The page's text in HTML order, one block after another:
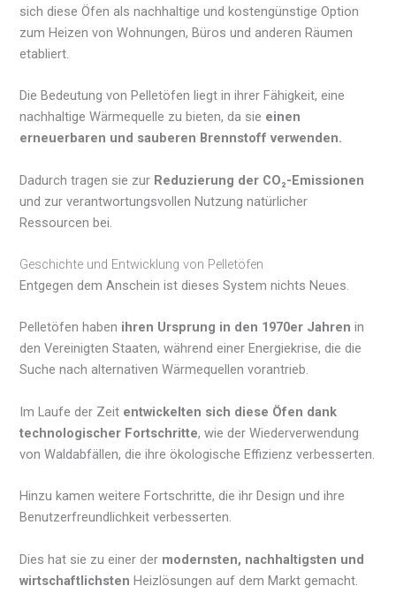
sich diese Öfen als nachhaltige und kostengünstige Option
zum Heizen von Wohnungen, Büros und anderen Räumen
etabliert.
Die Bedeutung von Pelletöfen liegt in ihrer Fähigkeit, eine
nachhaltige Wärmequelle zu bieten, da sie einen
erneuerbaren und sauberen Brennstoff verwenden.
Dadurch tragen sie zur Reduzierung der CO₂-Emissionen
und zur verantwortungsvollen Nutzung natürlicher
Ressourcen bei.
Geschichte und Entwicklung von Pelletöfen
Entgegen dem Anschein ist dieses System nichts Neues.
Pelletöfen haben ihren Ursprung in den 1970er Jahren in
den Vereinigten Staaten, während einer Energiekrise, die die
Suche nach alternativen Wärmequellen vorantrieb.
Im Laufe der Zeit entwickelten sich diese Öfen dank
technologischer Fortschritte, wie der Wiederverwendung
von Waldabfällen, die ihre ökologische Effizienz verbesserten.
Hinzu kamen weitere Fortschritte, die ihr Design und ihre
Benutzerfreundlichkeit verbesserten.
Dies hat sie zu einer der modernsten, nachhaltigsten und
wirtschaftlichsten Heizlösungen auf dem Markt gemacht.